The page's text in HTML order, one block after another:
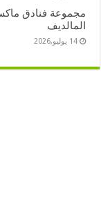
مجموعة فنادق
المالديف
14 يوليو,2026